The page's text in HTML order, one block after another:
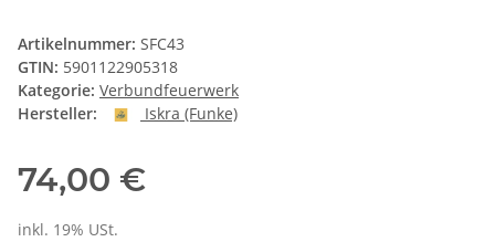
Artikelnummer: SFC43
GTIN: 5901122905318
Kategorie: Verbundfeuerwerk
Hersteller:
Iskra (Funke)
74,00 €
inkl. 19% USt.